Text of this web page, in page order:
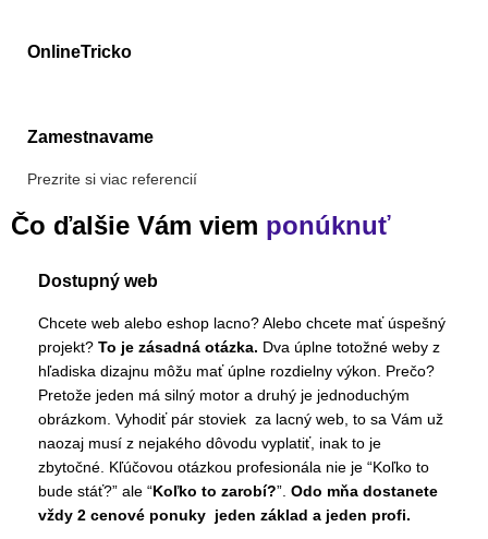
OnlineTricko
Zamestnavame
Prezrite si viac referencií
Čo ďalšie Vám viem ponúknuť
Dostupný web
Chcete web alebo eshop lacno? Alebo chcete mať úspešný
projekt? To je zásadná otázka. Dva úplne totožné weby z
hľadiska dizajnu môžu mať úplne rozdielny výkon. Prečo?
Pretože jeden má silný motor a druhý je jednoduchým
obrázkom. Vyhodiť pár stoviek za lacný web, to sa Vám už
naozaj musí z nejakého dôvodu vyplatiť, inak to je
zbytočné. Kľúčovou otázkou profesionála nie je “Koľko to
bude stáť?” ale “Koľko to zarobí?”. Odo mňa dostanete
vždy 2 cenové ponuky jeden základ a jeden profi.